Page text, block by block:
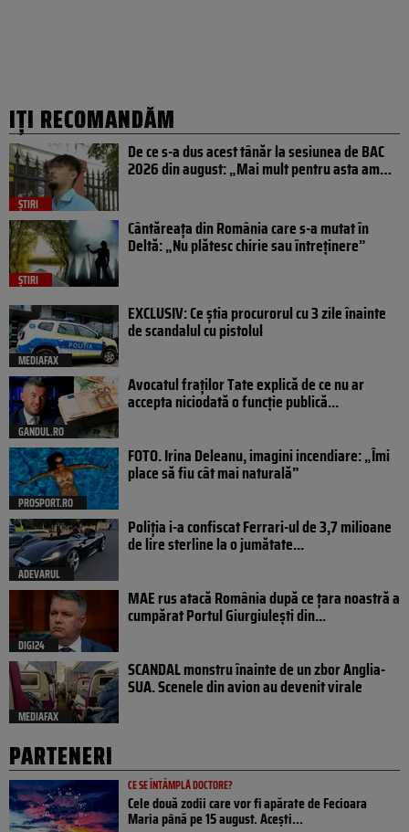
IȚI RECOMANDĂM
ȘTIRI
De ce s-a dus acest tânăr la sesiunea de BAC
2026 din august: „Mai mult pentru asta am…
ȘTIRI
Cântăreața din România care s-a mutat în
Deltă: „Nu plătesc chirie sau întreținere”
MEDIAFAX
EXCLUSIV: Ce știa procurorul cu 3 zile înainte
de scandalul cu pistolul
GANDUL.RO
Avocatul fraților Tate explică de ce nu ar
accepta niciodată o funcție publică...
PROSPORT.RO
FOTO. Irina Deleanu, imagini incendiare: „Îmi
place să fiu cât mai naturală”
ADEVARUL
Poliția i-a confiscat Ferrari-ul de 3,7 milioane
de lire sterline la o jumătate...
DIGI24
MAE rus atacă România după ce țara noastră a
cumpărat Portul Giurgiulești din...
MEDIAFAX
SCANDAL monstru înainte de un zbor Anglia-
SUA. Scenele din avion au devenit virale
PARTENERI
CE SE ÎNTÂMPLĂ DOCTORE?
Cele două zodii care vor fi apărate de Fecioara
Maria până pe 15 august. Acești...